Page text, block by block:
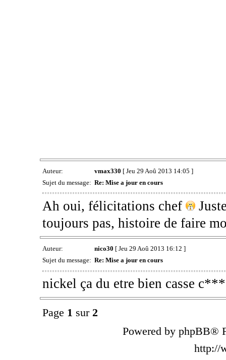
Auteur: vmax330 [ Jeu 29 Aoû 2013 14:05 ]
Sujet du message: Re: Mise a jour en cours
Ah oui, félicitations chef
toujours pas, histoire de faire
Auteur: nico30 [ Jeu 29 Aoû 2013 16:12 ]
Sujet du message: Re: Mise a jour en cours
nickel ça du etre bien casse
Page 1 sur 2
Powered by phpBB®
http://